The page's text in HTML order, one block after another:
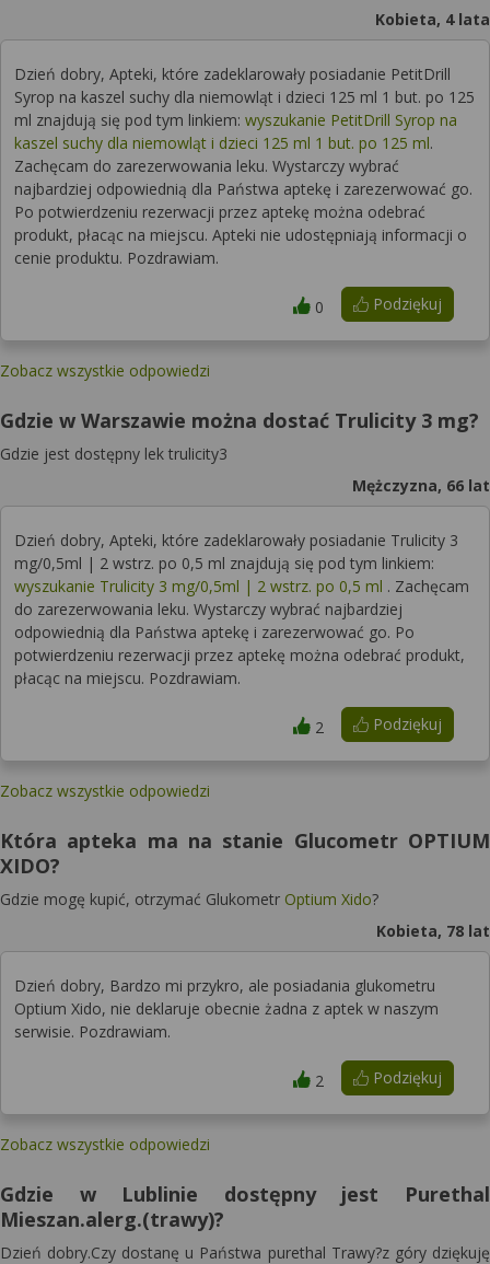
Kobieta, 4 lata
Dzień dobry, Apteki, które zadeklarowały posiadanie PetitDrill
Syrop na kaszel suchy dla niemowląt i dzieci 125 ml 1 but. po 125
ml znajdują się pod tym linkiem: wyszukanie PetitDrill Syrop na
kaszel suchy dla niemowląt i dzieci 125 ml 1 but. po 125 ml.
Zachęcam do zarezerwowania leku. Wystarczy wybrać
najbardziej odpowiednią dla Państwa aptekę i zarezerwować go.
Po potwierdzeniu rezerwacji przez aptekę można odebrać
produkt, płacąc na miejscu. Apteki nie udostępniają informacji o
cenie produktu. Pozdrawiam.
Podziękuj
0
Zobacz wszystkie odpowiedzi
Gdzie w Warszawie można dostać Trulicity 3 mg?
Gdzie jest dostępny lek trulicity3
Mężczyzna, 66 lat
Dzień dobry, Apteki, które zadeklarowały posiadanie Trulicity 3
mg/0,5ml | 2 wstrz. po 0,5 ml znajdują się pod tym linkiem:
wyszukanie Trulicity 3 mg/0,5ml | 2 wstrz. po 0,5 ml . Zachęcam
do zarezerwowania leku. Wystarczy wybrać najbardziej
odpowiednią dla Państwa aptekę i zarezerwować go. Po
potwierdzeniu rezerwacji przez aptekę można odebrać produkt,
płacąc na miejscu. Pozdrawiam.
Podziękuj
2
Zobacz wszystkie odpowiedzi
Która apteka ma na stanie Glucometr OPTIUM
XIDO?
Gdzie mogę kupić, otrzymać Glukometr Optium Xido?
Kobieta, 78 lat
Dzień dobry, Bardzo mi przykro, ale posiadania glukometru
Optium Xido, nie deklaruje obecnie żadna z aptek w naszym
serwisie. Pozdrawiam.
Podziękuj
2
Zobacz wszystkie odpowiedzi
Gdzie w Lublinie dostępny jest Purethal
Mieszan.alerg.(trawy)?
Dzień dobry.Czy dostanę u Państwa purethal Trawy?z góry dziękuję